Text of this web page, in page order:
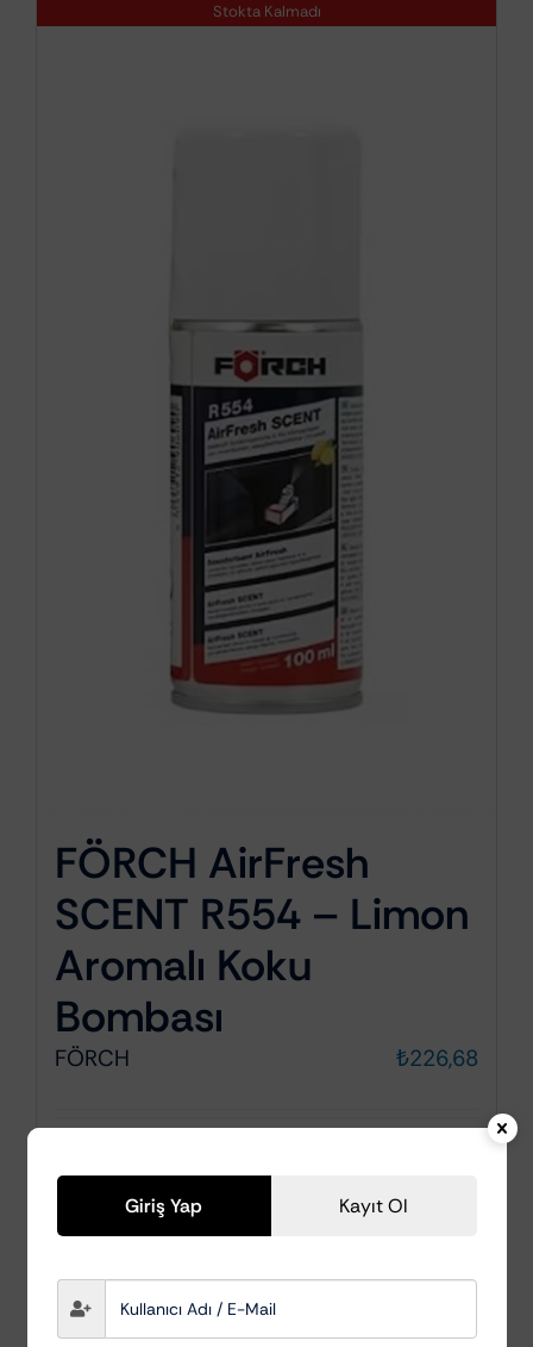
Stokta Kalmadı
FÖRCH AirFresh
SCENT R554 – Limon
Aromalı Koku
Bombası
FÖRCH ₺226,68
Giriş Yap Kayıt Ol